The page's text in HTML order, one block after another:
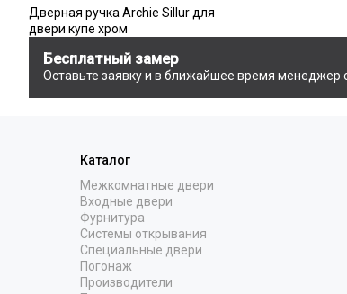
Дверная ручка Archie Sillur для
двери купе хром
Бесплатный замер
Оставьте заявку и в ближайшее время менеджер
Каталог
Межкомнатные двери
Входные двери
Фурнитура
Системы открывания
Специальные двери
Погонаж
Производители